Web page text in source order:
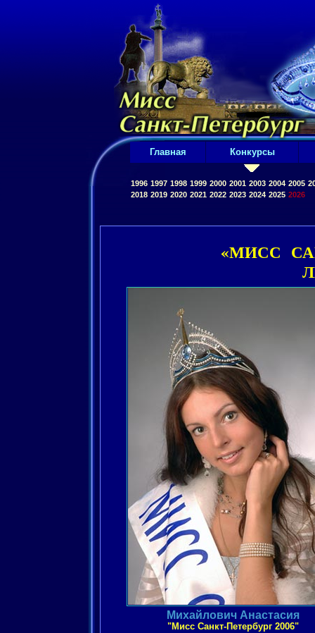
Главная Конкурсы
1996 1997 1998 1999 2000 2001 2003 2004 2005
2018 2019 2020 2021 2022 2023 2024 2025 2026
«МИСС
Михайлович Анастасия
"Мисс Санкт-Петербург 2006"